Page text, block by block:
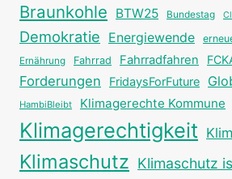
Braunkohle BTW25 Bundestag
Demokratie Energiewende
Ernährung Fahrrad Fahrradfahren
Forderungen FridaysForFuture
HambiBleibt Klimagerechte Kommune
Klimagerechtigkeit
Klimaschutz Klimaschutz